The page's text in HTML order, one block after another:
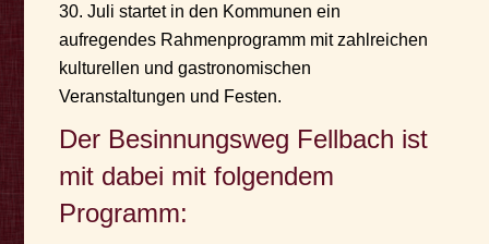
30. Juli startet in den Kommunen ein
aufregendes Rahmenprogramm mit zahlreichen
kulturellen und gastronomischen
Veranstaltungen und Festen.
Der Besinnungsweg Fellbach ist
mit dabei mit folgendem
Programm: